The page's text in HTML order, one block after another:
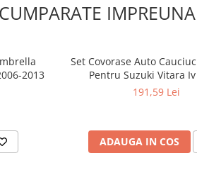
IMPREUNA
2013
Set Covorase Auto
Pentru Suzuki Vitara
191,59 Lei
ADAUGA IN COS